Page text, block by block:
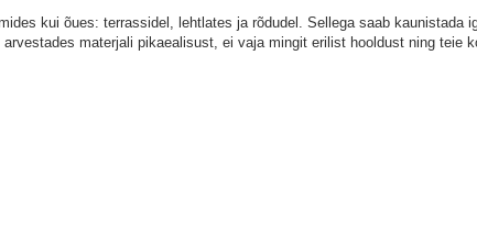
kui õues: terrassidel, lehtlates ja rõdudel. Sellega saab
materjali pikaealisust, ei vaja mingit erilist hooldust ning teie